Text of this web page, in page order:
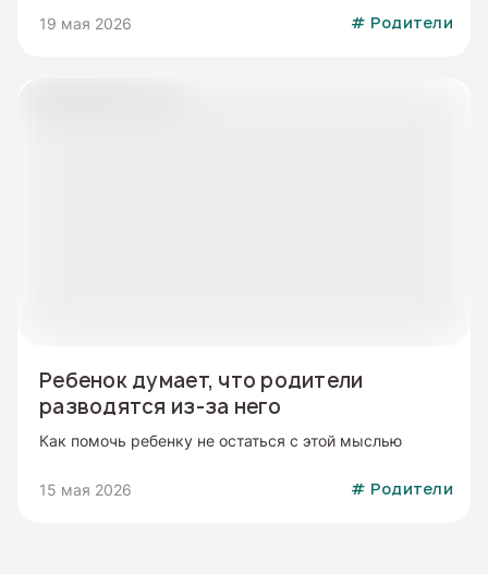
19 мая 2026 # Родители
Ребенок думает, что родители
разводятся из-за него
Как помочь ребенку не остаться с этой мыслью
15 мая 2026 # Родители